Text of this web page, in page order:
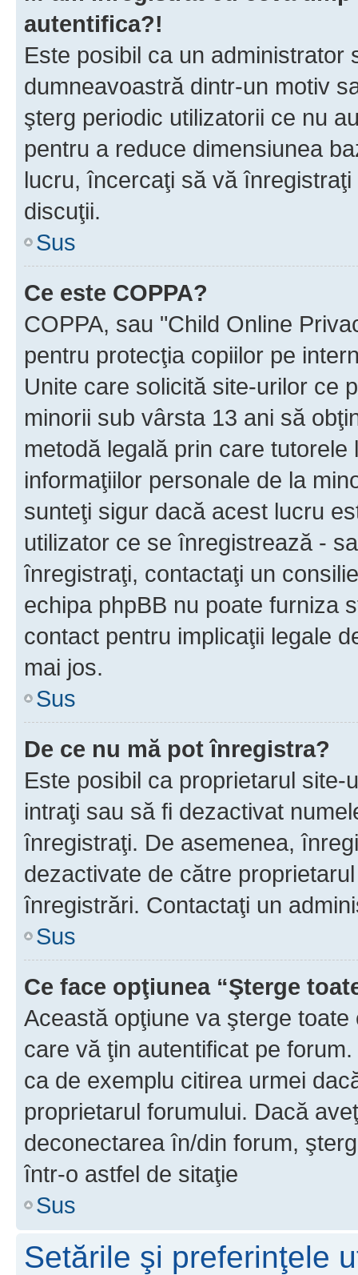
autentifica?!
Este posibil ca un
dumneavoastră dintr-un motiv
şterg periodic utilizatorii ce nu
pentru a reduce dimensiunea
lucru, încercaţi să vă
discuţii.
Sus
Ce este COPPA?
COPPA, sau "Child Online
pentru protecţia copiilor pe
Unite care solicită site-urilor ce
minorii sub vârsta 13 ani să
metodă legală prin care
informaţiilor personale de la
sunteţi sigur dacă acest lucru
utilizator ce se înregistrează -
înregistraţi, contactaţi un
echipa phpBB nu poate furniza
contact pentru implicaţii legale
mai jos.
Sus
De ce nu mă pot înregistra?
Este posibil ca proprietarul
intraţi sau să fi dezactivat
înregistraţi. De asemenea,
dezactivate de către
înregistrări. Contactaţi un
Sus
Ce face opţiunea “Şterge
Această opţiune va şterge
care vă ţin autentificat pe
ca de exemplu citirea urmei
proprietarul forumului. Dacă
deconectarea în/din forum,
într-o astfel de sitaţie
Sus
Setările şi preferinţele